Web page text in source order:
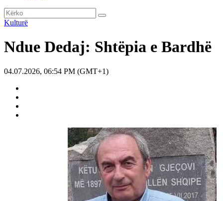
Kulturë
Ndue Dedaj: Shtëpia e Bardhë
04.07.2026, 06:54 PM (GMT+1)